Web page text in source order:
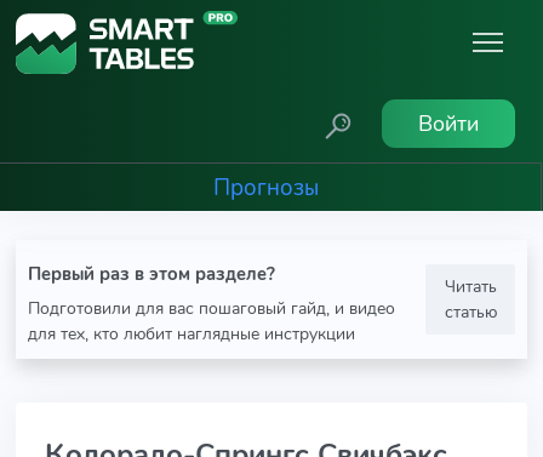
Войти
Прогнозы
Первый раз в этом разделе?
Подготовили для вас пошаговый гайд, и видео
для тех, кто любит наглядные инструкции
Читать
статью